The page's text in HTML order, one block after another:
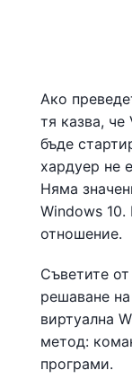
Ако
тя казва,
бъде
хардуер не
Няма
Windows
отношение.
Съветите
решаване
виртуална
метод:
програми.